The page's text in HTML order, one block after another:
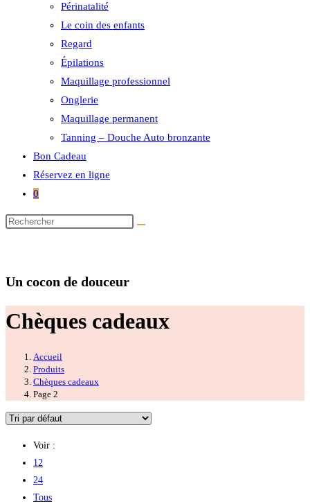
Périnatalité
Le coin des enfants
Regard
Épilations
Maquillage professionnel
Onglerie
Maquillage permanent
Tanning – Douche Auto bronzante
Bon Cadeau
Réservez en ligne
0
Rechercher
Un cocon de douceur
Chèques cadeaux
Accueil
Produits
Chèques cadeaux
Page 2
Voir :
12
24
Tous